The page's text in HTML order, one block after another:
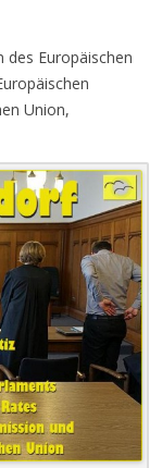
des Europäischen
Union,